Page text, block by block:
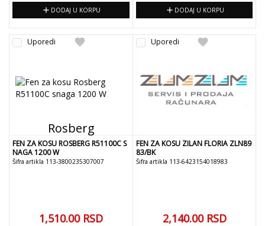
add DODAJ U KORPU add DODAJ U KORPU
favorite
Uporedi
Rosberg
FEN ZA KOSU ROSBERG R51100C S
NAGA 1200 W
Šifra artikla 113-3800235307007
1,510.00 RSD
favorite
Uporedi
FEN ZA KOSU ZILAN FLORIA ZLN89
83/BK
Šifra artikla 113-6423154018983
2,140.00 RSD